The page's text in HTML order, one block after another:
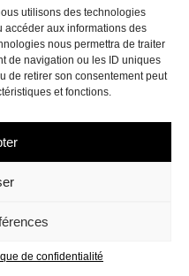
utilisons des technologies
accéder aux informations des
nous permettra de traiter
de navigation ou les ID uniques
de retirer son consentement peut
et fonctions.
de confidentialité